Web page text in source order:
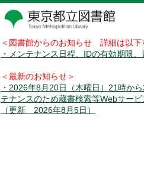
＜図書館からのお知らせ 詳細は以下
・メンテナンス日程、IDの有効期限
＜最新のお知らせ＞
・2026年8月20日（木曜日）21時か
テナンスのため蔵書検索等Webサービ
（更新 2026年8月5日）